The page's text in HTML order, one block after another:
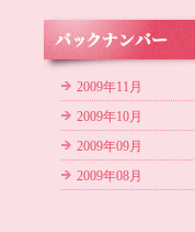
2009年11月
2009年10月
2009年09月
2009年08月